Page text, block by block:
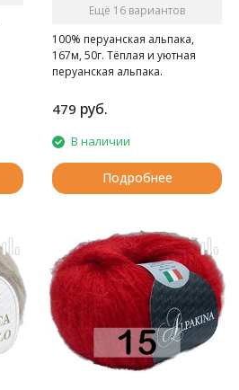
Ещё 16 вариантов
100% перуанская альпака,
167м, 50г. Тёплая и уютная
перуанская альпака.
479 руб.
В наличии
Подробнее